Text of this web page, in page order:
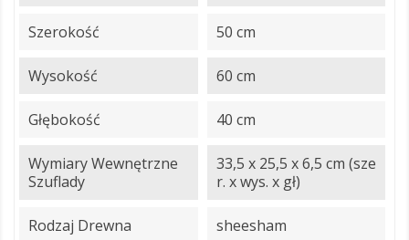
Szerokość 50 cm
Wysokość 60 cm
Głębokość 40 cm
Wymiary Wewnętrzne
Szuflady
33,5 x 25,5 x 6,5 cm (sze
r. x wys. x gł)
Rodzaj Drewna sheesham